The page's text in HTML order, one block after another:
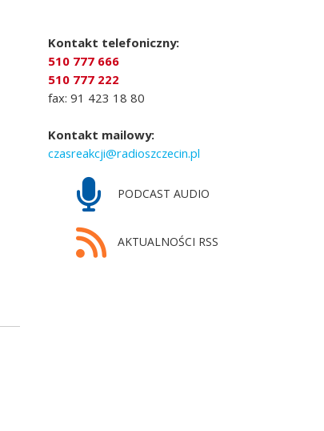
Kontakt telefoniczny:
510 777 666
510 777 222
fax: 91 423 18 80
Kontakt mailowy:
czasreakcji@radioszczecin.pl
PODCAST AUDIO
AKTUALNOŚCI RSS